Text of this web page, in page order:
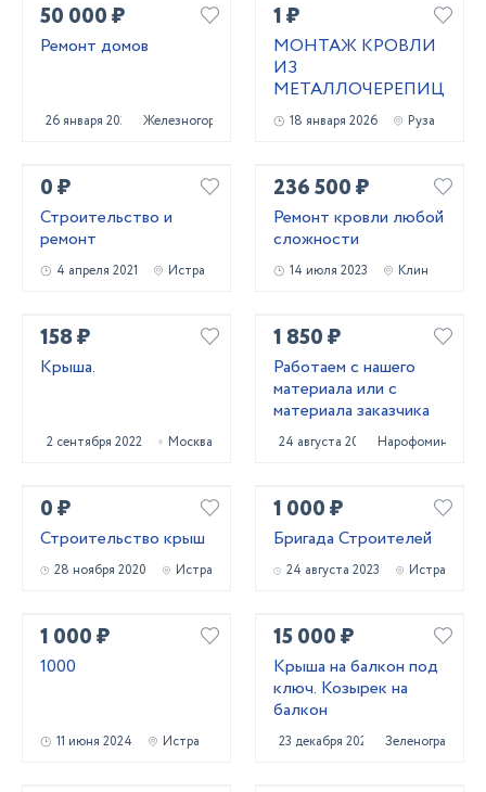
50 000 ₽
Ремонт домов
26 января 2024 Железногорск
1 ₽
МОНТАЖ КРОВЛИ
ИЗ
МЕТАЛЛОЧЕРЕПИЦЫ
18 января 2026 Руза
0 ₽
Строительство и
ремонт
4 апреля 2021 Истра
236 500 ₽
Ремонт кровли любой
сложности
14 июля 2023 Клин
158 ₽
Крыша.
2 сентября 2022 Москва
1 850 ₽
Работаем с нашего
материала или с
материала заказчика
24 августа 2023 Нарофоминск
0 ₽
Строительство крыш
28 ноября 2020 Истра
1 000 ₽
Бригада Строителей
24 августа 2023 Истра
1 000 ₽
1000
11 июня 2024 Истра
15 000 ₽
Крыша на балкон под
ключ. Козырек на
балкон
23 декабря 2020 Зеленоград